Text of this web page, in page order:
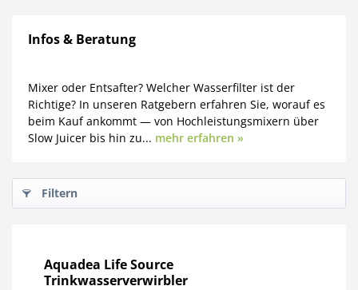
Infos & Beratung
Mixer oder Entsafter? Welcher Wasserfilter ist der
Richtige? In unseren Ratgebern erfahren Sie, worauf es
beim Kauf ankommt — von Hochleistungsmixern über
Slow Juicer bis hin zu... mehr erfahren »
Filtern
Aquadea Life Source
Trinkwasserverwirbler